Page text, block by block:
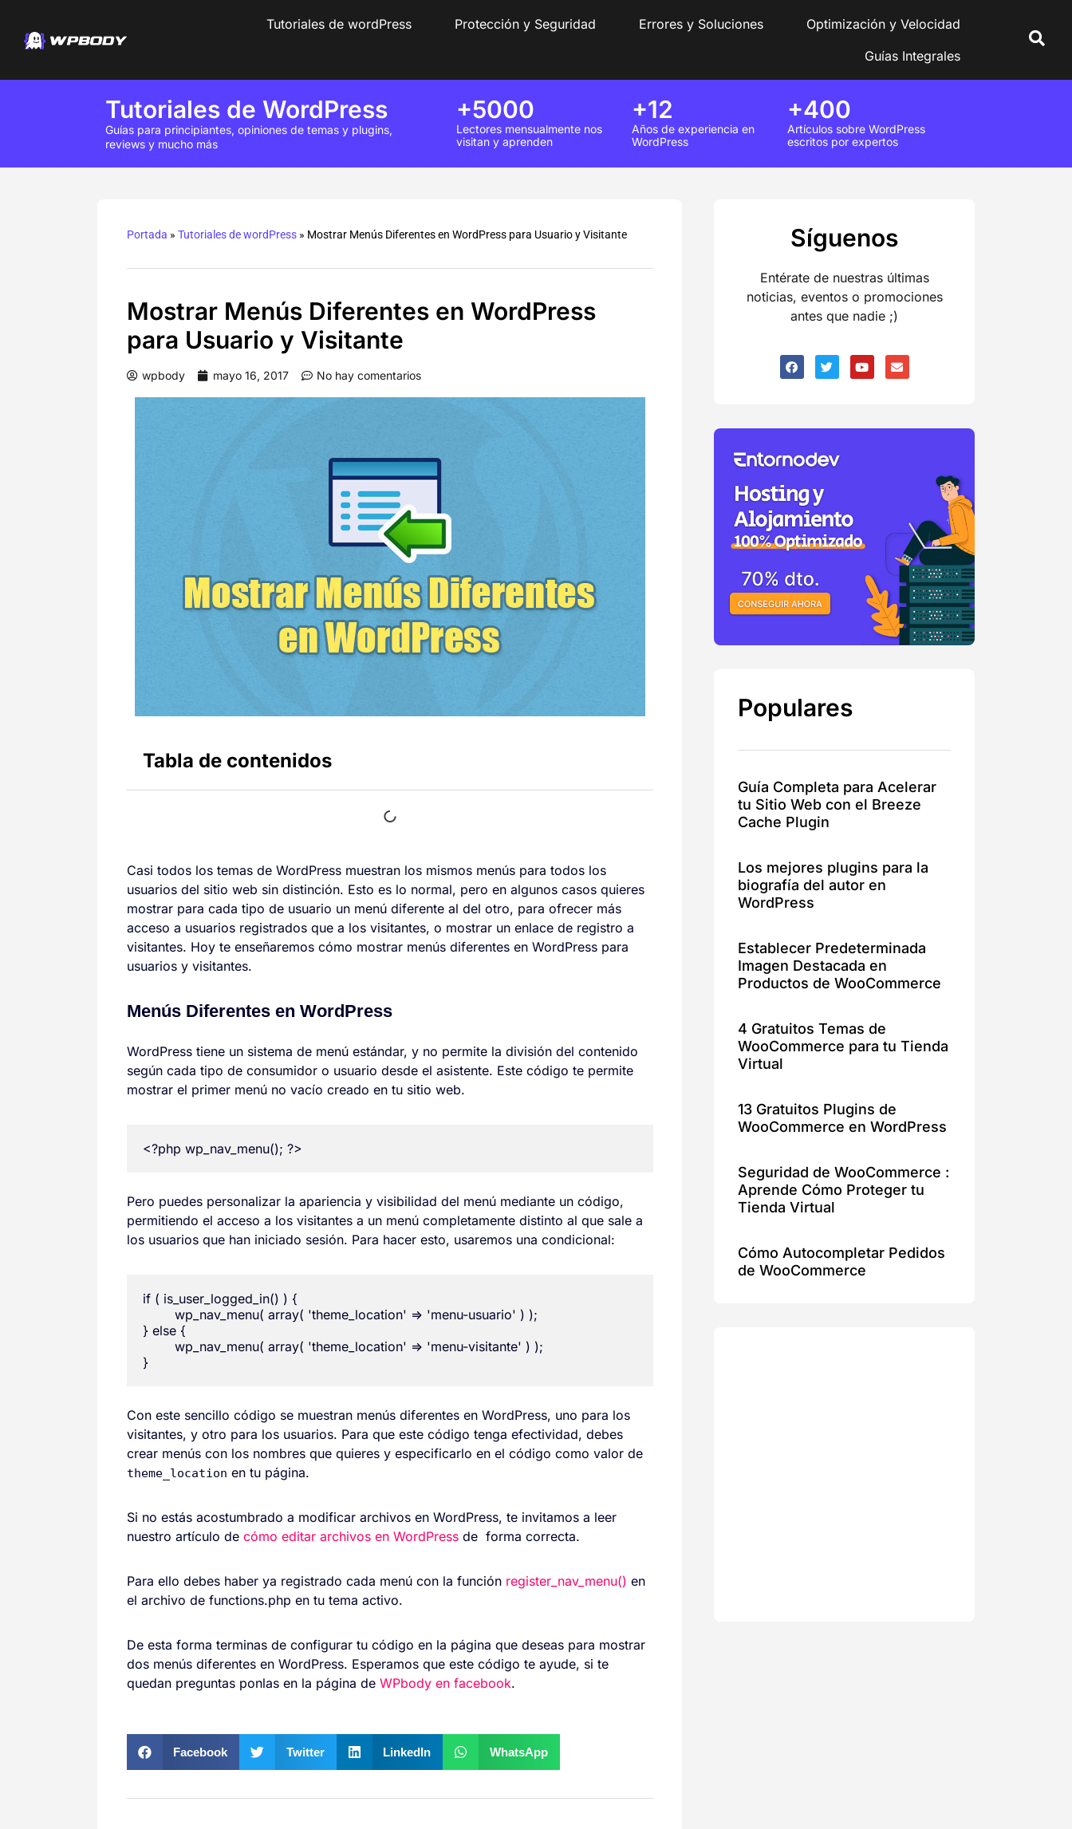
Tutoriales de wordPress Protección y Seguridad Errores y Soluciones
Optimización y Velocidad
Guías Integrales
Tutoriales de WordPress
Guías para principiantes, opiniones de temas y plugins,
reviews y mucho más
+5000
Lectores mensualmente nos
visitan y aprenden
+12
Años de experiencia en
WordPress
+400
Artículos sobre WordPress
escritos por expertos
Portada » Tutoriales de wordPress» Mostrar Menús Diferentes en WordPress para Usuario y Visitante
Mostrar Menús Diferentes en WordPress
para Usuario y Visitante
wpbody mayo 16, 2017 No hay comentarios
Tabla de contenidos
Casi todos los temas de WordPress muestran los mismos menús para todos los
usuarios del sitio web sin distinción. Esto es lo normal, pero en algunos casos quieres
mostrar para cada tipo de usuario un menú diferente al del otro, para ofrecer más
acceso a usuarios registrados que a los visitantes, o mostrar un enlace de registro a
visitantes. Hoy te enseñaremos cómo mostrar menús diferentes en WordPress para
usuarios y visitantes.
Menús Diferentes en WordPress
WordPress tiene un sistema de menú estándar, y no permite la división del contenido
según cada tipo de consumidor o usuario desde el asistente. Este código te permite
mostrar el primer menú no vacío creado en tu sitio web.
<?php wp_nav_menu(); ?>
Pero puedes personalizar la apariencia y visibilidad del menú mediante un código,
permitiendo el acceso a los visitantes a un menú completamente distinto al que sale a
los usuarios que han iniciado sesión. Para hacer esto, usaremos una condicional:
if ( is_user_logged_in() ) {
} else {
Con este sencillo código se muestran menús diferentes en WordPress, uno para los
visitantes, y otro para los usuarios. Para que este código tenga efectividad, debes
crear menús con los nombres que quieres y especificarlo en el código como valor de
theme_location en tu página.
Si no estás acostumbrado a modificar archivos en WordPress, te invitamos a leer
nuestro artículo de cómo editar archivos en WordPressde forma correcta.
Para ello debes haber ya registrado cada menú con la función register_nav_menu() en
el archivo de functions.php en tu tema activo.
De esta forma terminas de configurar tu código en la página que deseas para mostrar
dos menús diferentes en WordPress. Esperamos que este código te ayude, si te
quedan preguntas ponlas en la página de WPbody en facebook.
Facebook Twitter LinkedIn WhatsApp
Síguenos
Entérate de nuestras últimas
noticias, eventos o promociones
antes que nadie ;)
Populares
Guía Completa para Acelerar
tu Sitio Web con el Breeze
Cache Plugin
Los mejores plugins para la
biografía del autor en
WordPress
Establecer Predeterminada
Imagen Destacada en
Productos de WooCommerce
4 Gratuitos Temas de
WooCommerce para tu Tienda
Virtual
13 Gratuitos Plugins de
WooCommerce en WordPress
Seguridad de WooCommerce :
Aprende Cómo Proteger tu
Tienda Virtual
Cómo Autocompletar Pedidos
de WooCommerce